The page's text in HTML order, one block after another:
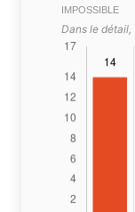
IMPOSSIBLE
Dans le détail,